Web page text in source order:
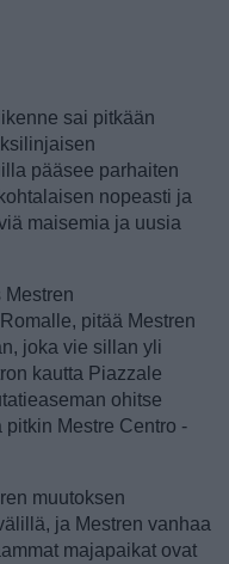
sai pitkään
pääsee parhaiten
nopeasti ja
maisemia ja uusia
Mestren
pitää Mestren
joka vie sillan yli
kautta Piazzale
ohitse
Mestre Centro -
muutoksen
ja Mestren vanhaa
majapaikat ovat